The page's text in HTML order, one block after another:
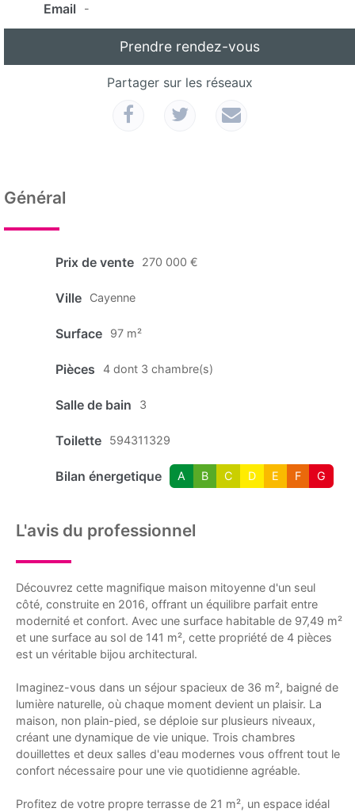
Email -
Prendre rendez-vous
Partager sur les réseaux
Général
Prix de vente 270 000 €
Ville Cayenne
Surface 97 m²
Pièces 4 dont 3 chambre(s)
Salle de bain 3
Toilette 594311329
Bilan énergetique A B C D E F G
L'avis du professionnel
Découvrez cette magnifique maison mitoyenne d'un seul
côté, construite en 2016, offrant un équilibre parfait entre
modernité et confort. Avec une surface habitable de 97,49 m²
et une surface au sol de 141 m², cette propriété de 4 pièces
est un véritable bijou architectural.
Imaginez-vous dans un séjour spacieux de 36 m², baigné de
lumière naturelle, où chaque moment devient un plaisir. La
maison, non plain-pied, se déploie sur plusieurs niveaux,
créant une dynamique de vie unique. Trois chambres
douillettes et deux salles d'eau modernes vous offrent tout le
confort nécessaire pour une vie quotidienne agréable.
Profitez de votre propre terrasse de 21 m², un espace idéal